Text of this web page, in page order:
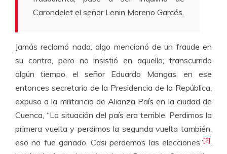
Carondelet el señor Lenin Moreno Garcés.
Jamás reclamó nada, algo mencionó de un fraude en
su contra, pero no insistió en aquello; transcurrido
algún tiempo, el señor Eduardo Mangas, en ese
entonces secretario de la Presidencia de la República,
expuso a la militancia de Alianza País en la ciudad de
Cuenca, “La situación del país era terrible. Perdimos la
primera vuelta y perdimos la segunda vuelta también,
eso no fue ganado. Casi perdemos las elecciones”[3],